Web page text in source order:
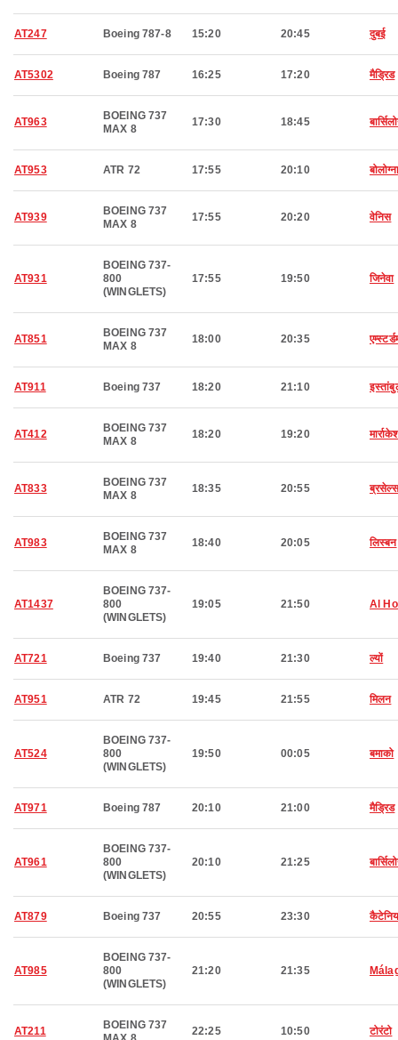
AT247 Boeing 787-8 15:20 20:45 दुबई
AT5302 Boeing 787 16:25 17:20 मैड्रिड
AT963
BOEING 737
MAX 8
17:30 18:45
AT953 ATR 72 17:55 20:10
AT939
BOEING 737
MAX 8
17:55 20:20 वेनिस
AT931
BOEING 737-
800
(WINGLETS)
17:55 19:50 जिनेवा
AT851
BOEING 737
MAX 8
18:00 20:35
AT911 Boeing 737 18:20 21:10
AT412
BOEING 737
MAX 8
18:20 19:20
AT833
BOEING 737
MAX 8
18:35 20:55 ब्रसेल्स
AT983
BOEING 737
MAX 8
18:40 20:05 लिस्बन
AT1437
BOEING 737-
800
(WINGLETS)
19:05 21:50 Al
AT721 Boeing 737 19:40 21:30 ल्यों
AT951 ATR 72 19:45 21:55 मिलन
AT524
BOEING 737-
800
(WINGLETS)
19:50 00:05 बमाको
AT971 Boeing 787 20:10 21:00 मैड्रिड
AT961
BOEING 737-
800
(WINGLETS)
20:10 21:25
AT879 Boeing 737 20:55 23:30
AT985
BOEING 737-
800
(WINGLETS)
21:20 21:35
AT211
BOEING 737
22:25 10:50 टोरंटो